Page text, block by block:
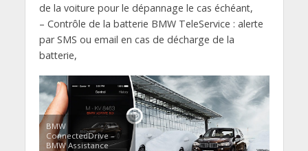
de la voiture pour le dépannage le cas échéant,
– Contrôle de la batterie BMW TeleService : alerte
par SMS ou email en cas de décharge de la
batterie,
BMW
ConnectedDrive –
BMW Assistance